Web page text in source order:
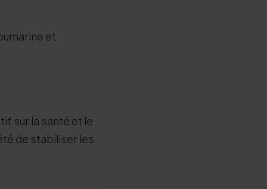
et
sur la santé et le
de stabiliser les